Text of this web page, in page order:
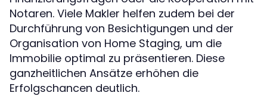
Notaren. Viele Makler helfen zudem bei der
Durchführung von Besichtigungen und der
Organisation von Home Staging, um die
Immobilie optimal zu präsentieren. Diese
ganzheitlichen Ansätze erhöhen die
Erfolgschancen deutlich.